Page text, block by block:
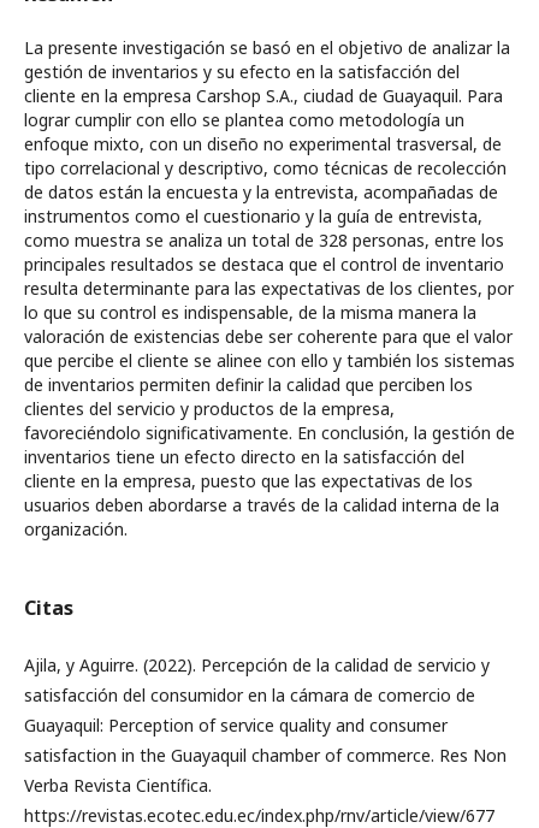
La presente investigación se basó en el objetivo de analizar la
gestión de inventarios y su efecto en la satisfacción del
cliente en la empresa Carshop S.A., ciudad de Guayaquil. Para
lograr cumplir con ello se plantea como metodología un
enfoque mixto, con un diseño no experimental trasversal, de
tipo correlacional y descriptivo, como técnicas de recolección
de datos están la encuesta y la entrevista, acompañadas de
instrumentos como el cuestionario y la guía de entrevista,
como muestra se analiza un total de 328 personas, entre los
principales resultados se destaca que el control de inventario
resulta determinante para las expectativas de los clientes, por
lo que su control es indispensable, de la misma manera la
valoración de existencias debe ser coherente para que el valor
que percibe el cliente se alinee con ello y también los sistemas
de inventarios permiten definir la calidad que perciben los
clientes del servicio y productos de la empresa,
favoreciéndolo significativamente. En conclusión, la gestión de
inventarios tiene un efecto directo en la satisfacción del
cliente en la empresa, puesto que las expectativas de los
usuarios deben abordarse a través de la calidad interna de la
organización.
Citas
Ajila, y Aguirre. (2022). Percepción de la calidad de servicio y
satisfacción del consumidor en la cámara de comercio de
Guayaquil: Perception of service quality and consumer
satisfaction in the Guayaquil chamber of commerce. Res Non
Verba Revista Científica.
https://revistas.ecotec.edu.ec/index.php/rnv/article/view/677